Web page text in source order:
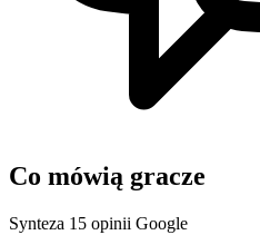
Co mówią gracze
Synteza 15 opinii Google